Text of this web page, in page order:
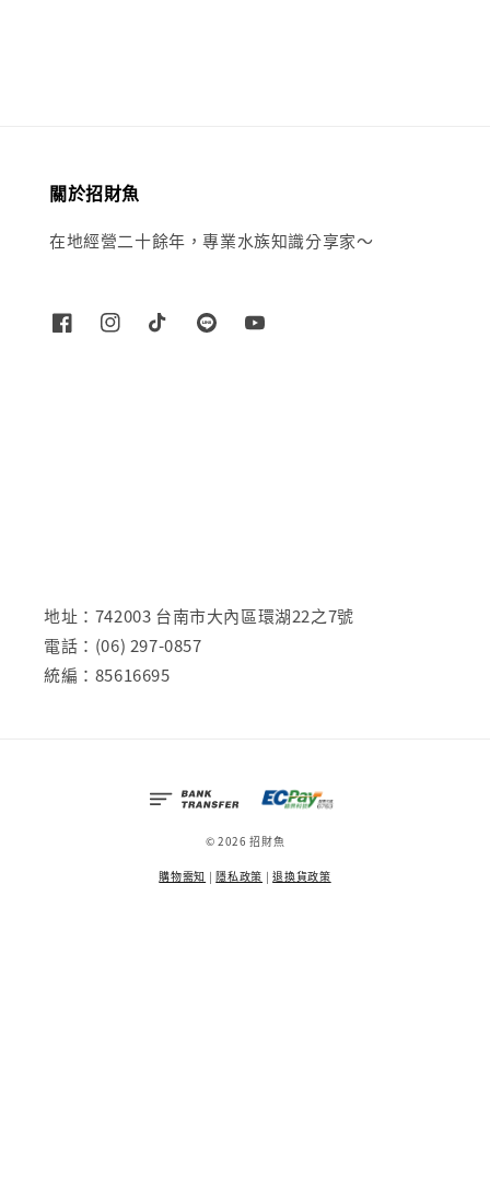
關於招財魚
在地經營二十餘年，專業水族知識分享家～
地址：742003 台南市大內區環湖22之7號
電話：(06) 297-0857
統編：85616695
© 2026 招財魚
購物需知 |隱私政策 |退換貨政策